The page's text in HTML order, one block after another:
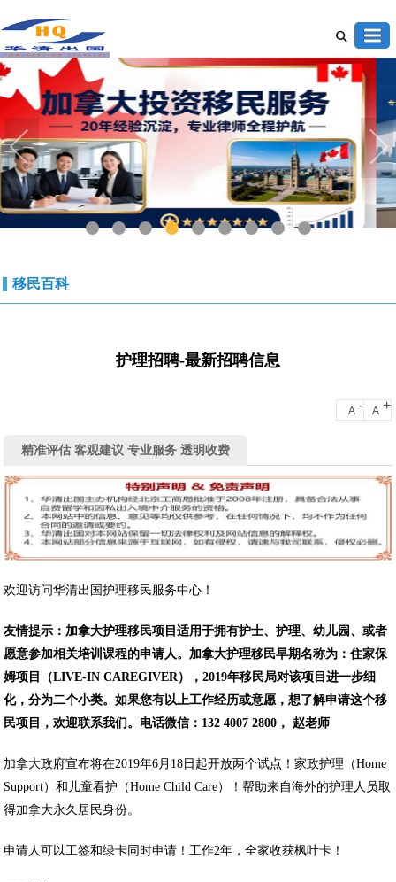
1 2 3 5 6 8 9
移民百科
护理招聘-最新招聘信息
A - A +
精准评估 客观建议 专业服务 透明收费
欢迎访问华清出国护理移民服务中心！
友情提示：加拿大护理移民项目适用于拥有护士、护理、幼儿园、或者
愿意参加相关培训课程的申请人。加拿大护理移民早期名称为：住家保
姆项目（LIVE-IN CAREGIVER），2019年移民局对该项目进一步细
化，分为二个小类。如果您有以上工作经历或意愿，想了解申请这个移
民项目，欢迎联系我们。电话微信：132 4007 2800， 赵老师
加拿大政府宣布将在2019年6月18日起开放两个试点！家政护理（Home
Support）和儿童看护（Home Child Care）！帮助来自海外的护理人员取
得加拿大永久居民身份。
申请人可以工签和绿卡同时申请！工作2年，全家收获枫叶卡！